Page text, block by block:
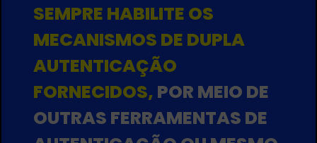
SEMPRE HABILITE OS
MECANISMOS DE DUPLA
AUTENTICAÇÃO
FORNECIDOS, POR MEIO DE
OUTRAS FERRAMENTAS DE